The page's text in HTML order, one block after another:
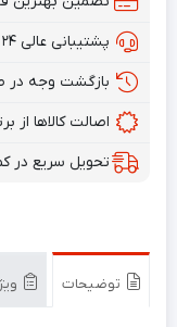
پشتیبانی عالی ۲۴ ساعته، ۷ روز هفته
بازگشت وجه
اصالت کالاها از
تحویل سریع در
توضیحات